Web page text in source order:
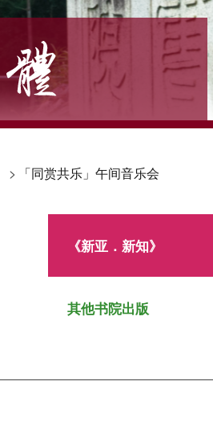
> 「同赏共乐」午间音乐会
《新亚．新知》
其他书院出版